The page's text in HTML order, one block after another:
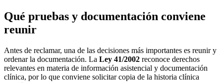
Qué pruebas y documentación conviene
reunir
Antes de reclamar, una de las decisiones más importantes es reunir y
ordenar la documentación. La Ley 41/2002 reconoce derechos
relevantes en materia de información asistencial y documentación
clínica, por lo que conviene solicitar copia de la historia clínica